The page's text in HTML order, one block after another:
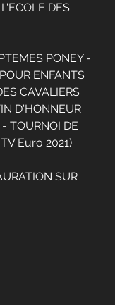
DES
PONEY -
ENFANTS
CAVALIERS
D'HONNEUR
TOURNOI DE
Euro 2021)
SUR